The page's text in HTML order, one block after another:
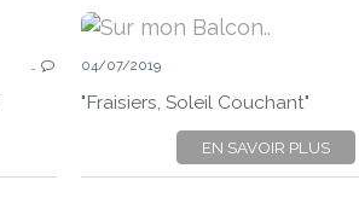
CANON EOS
… 04/07/2019
"Fraisiers, Soleil Couchant"
EN SAVOIR PLUS